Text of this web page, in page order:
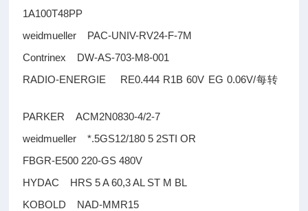
1A100T48PP
weidmueller PAC-UNIV-RV24-F-7M
Contrinex DW-AS-703-M8-001
RADIO-ENERGIE RE0.444 R1B 60V EG 0.06V/每转
PARKER ACM2N0830-4/2-7
weidmueller *.5GS12/180 5 2STI OR
FBGR-E500 220-GS 480V
HYDAC HRS 5 A 60,3 AL ST M BL
KOBOLD NAD-MMR15